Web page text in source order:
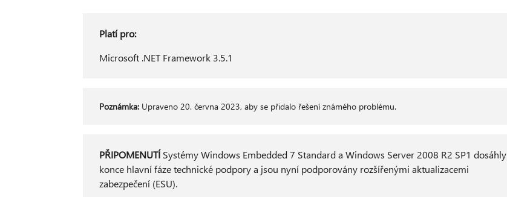
Platí pro:
Microsoft .NET Framework 3.5.1
Poznámka: Upraveno 20. června 2023, aby se přidalo řešení známého problému.
PŘIPOMENUTÍSystémy Windows Embedded 7 Standard a Windows Server 2008 R2 SP1 dosáhly
konce hlavní fáze technické podpory a jsou nyní podporovány rozšířenými aktualizacemi
zabezpečení (ESU).